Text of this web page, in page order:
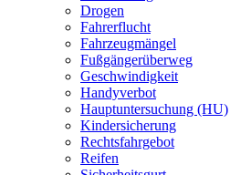
Drogen
Fahrerflucht
Fahrzeugmängel
Fußgängerüberweg
Geschwindigkeit
Handyverbot
Hauptuntersuchung (HU)
Kindersicherung
Rechtsfahrgebot
Reifen